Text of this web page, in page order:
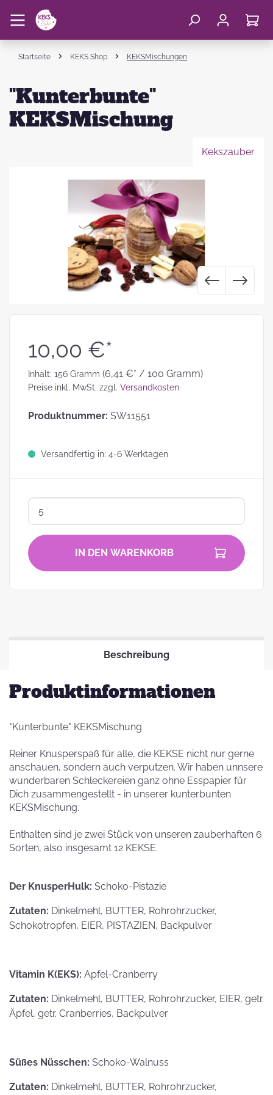
Startseite KEKS Shop KEKSMischungen
"Kunterbunte"
KEKSMischung
Kekszauber
10,00 €*
Inhalt: 156 Gramm (6,41 €* / 100 Gramm)
Preise inkl. MwSt. zzgl. Versandkosten
Produktnummer: SW11551
Versandfertig in: 4-6 Werktagen
IN DEN WARENKORB
Beschreibung
Produktinformationen
"Kunterbunte" KEKSMischung
Reiner Knusperspaß für alle, die KEKSE nicht nur gerne
anschauen, sondern auch verputzen. Wir haben unnsere
wunderbaren Schleckereien ganz ohne Esspapier für
Dich zusammengestellt - in unserer kunterbunten
KEKSMischung.
Enthalten sind je zwei Stück von unseren zauberhaften 6
Sorten, also insgesamt 12 KEKSE.
Der KnusperHulk: Schoko-Pistazie
Zutaten: Dinkelmehl, BUTTER, Rohrohrzucker,
Schokotropfen, EIER, PISTAZIEN, Backpulver
Vitamin K(EKS): Apfel-Cranberry
Zutaten: Dinkelmehl, BUTTER, Rohrohrzucker, EIER, getr.
Äpfel, getr. Cranberries, Backpulver
Süßes Nüsschen: Schoko-Walnuss
Zutaten: Dinkelmehl, BUTTER, Rohrohrzucker,